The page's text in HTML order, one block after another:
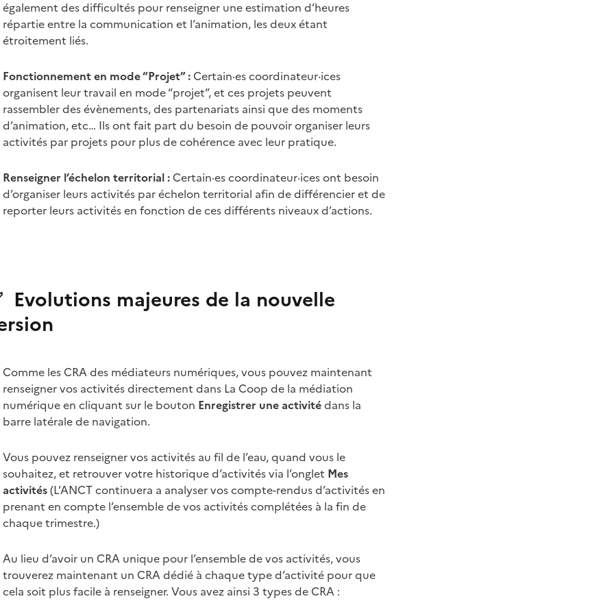
également des difficultés pour renseigner une estimation d’heures
répartie entre la communication et l’animation, les deux étant
étroitement liés.
Fonctionnement en mode “Projet” :Certain·es coordinateur·ices
organisent leur travail en mode “projet”, et ces projets peuvent
rassembler des évènements, des partenariats ainsi que des moments
d’animation, etc… Ils ont fait part du besoin de pouvoir organiser leurs
activités par projets pour plus de cohérence avec leur pratique.
Renseigner l’échelon territorial :Certain·es coordinateur·ices ont besoin
d’organiser leurs activités par échelon territorial afin de différencier et de
reporter leurs activités en fonction de ces différents niveaux d’actions.
Evolutions majeures de la nouvelle
Comme les CRA des médiateurs numériques, vous pouvez maintenant
renseigner vos activités directement dans La Coop de la médiation
numérique en cliquant sur le bouton Enregistrer une activitédans la
barre latérale de navigation.
Vous pouvez renseigner vos activités au fil de l’eau, quand vous le
souhaitez, et retrouver votre historique d’activités via l’onglet Mes
activités(L’ANCT continuera a analyser vos compte-rendus d’activités en
prenant en compte l’ensemble de vos activités complétées à la fin de
chaque trimestre.)
Au lieu d’avoir un CRA unique pour l’ensemble de vos activités, vous
trouverez maintenant un CRA dédié à chaque type d’activité pour que
cela soit plus facile à renseigner. Vous avez ainsi 3 types de CRA :